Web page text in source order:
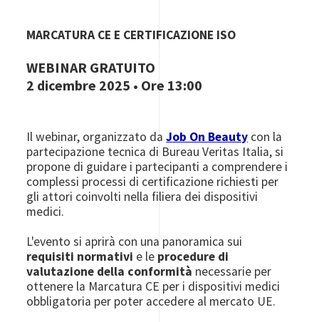
MARCATURA CE E CERTIFICAZIONE ISO
WEBINAR GRATUITO
2 dicembre 2025 • Ore 13:00
Il webinar, organizzato daJob On Beauty con la
partecipazione tecnica di Bureau Veritas Italia, si
propone di guidare i partecipanti a comprendere i
complessi processi di certificazione richiesti per
gli attori coinvolti nella filiera dei dispositivi
medici.
L'evento si aprirà con una panoramica sui
requisiti normativi e le procedure di
valutazione della conformità necessarie per
ottenere la Marcatura CE per i dispositivi medici
obbligatoria per poter accedere al mercato UE.